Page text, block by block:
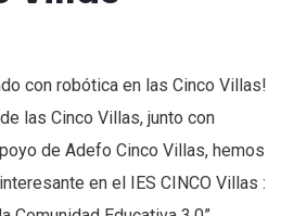
con robótica en las Cinco Villas!
las Cinco Villas, junto con
de Adefo Cinco Villas, hemos
en el IES CINCO Villas :